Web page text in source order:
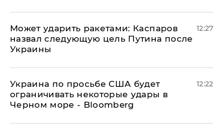
Может ударить ракетами: Каспаров
назвал следующую цель Путина после
Украины
12:27
Украина по просьбе США будет
ограничивать некоторые удары в
Черном море - Bloomberg
12:22